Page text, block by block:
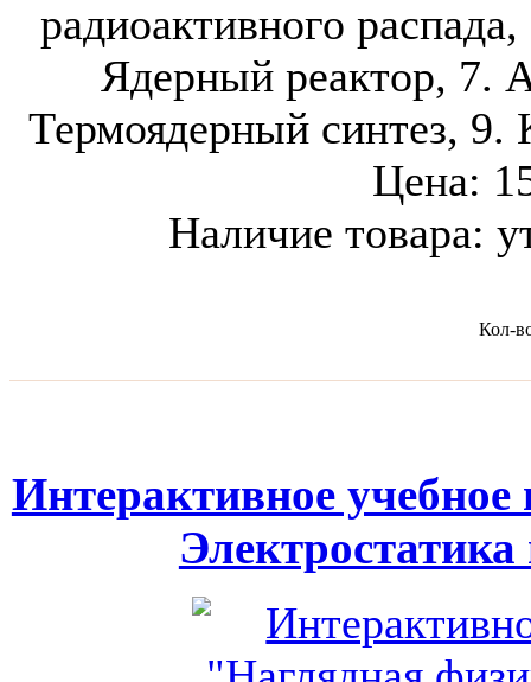
радиоактивного
Ядерный реактор, 7.
Термоядерный синтез,
Цена:
Наличие товара:
Кол-
Интерактивное